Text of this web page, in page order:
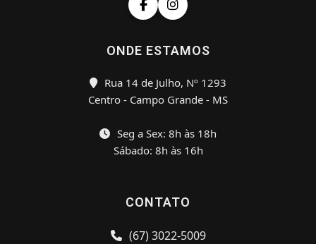
ONDE ESTAMOS
Rua 14 de Julho, Nº 1293
Centro - Campo Grande - MS
Seg a Sex: 8h às 18h
Sábado: 8h às 16h
CONTATO
(67) 3022-5009